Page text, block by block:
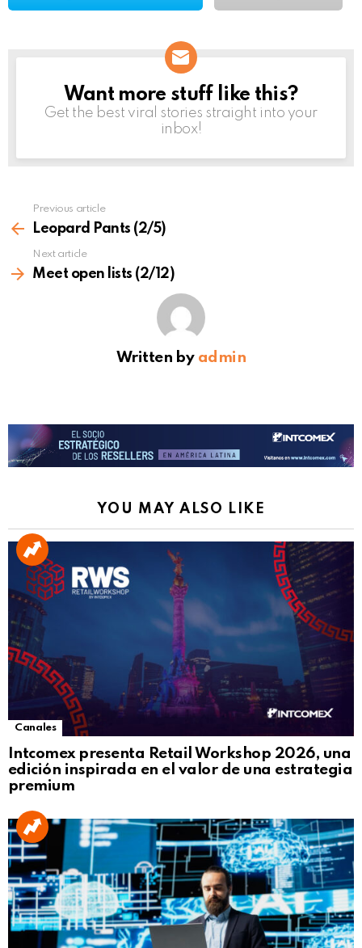
i
NEWSLETTER
Want more stuff like this?
Get the best viral stories straight into your
inbox!
more
Previous article
Leopard Pants (2/5)
Next article
Meet open lists (2/12)
Written by admin
YOU MAY ALSO LIKE
Canales
Intcomex presenta Retail Workshop 2026, una
edición inspirada en el valor de una estrategia
premium